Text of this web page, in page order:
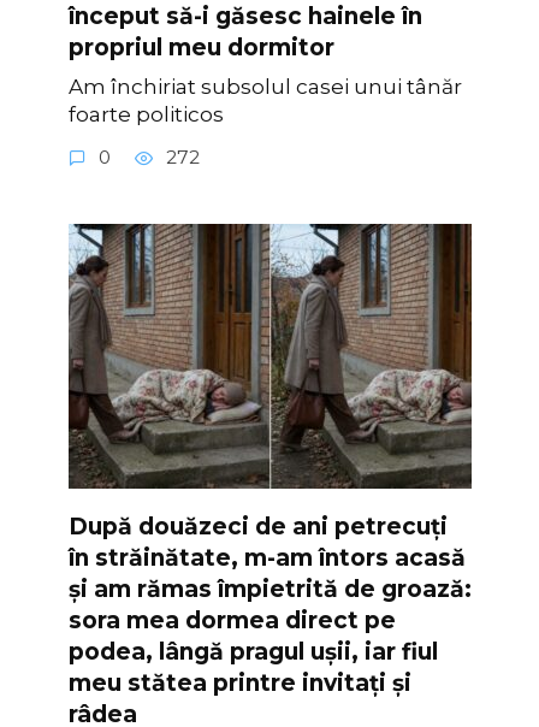
început să-i găsesc hainele în
propriul meu dormitor
Am închiriat subsolul casei unui tânăr
foarte politicos
0 272
După douăzeci de ani petrecuți
în străinătate, m-am întors acasă
și am rămas împietrită de groază:
sora mea dormea direct pe
podea, lângă pragul ușii, iar fiul
meu stătea printre invitați și
râdea